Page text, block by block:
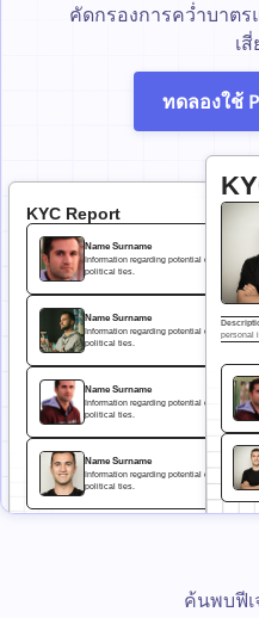
คัดกรองการคว่ำบาต
เ
ทดลองใช้
personal
KYC Report
Name Surname
Information regarding potential criminal and
political ties.
Name Surname
Information regarding potential criminal and
political ties.
Name Surname
Information regarding potential criminal and
political ties.
Name Surname
Information regarding potential criminal and
political ties.
ค้นพบฟีเ